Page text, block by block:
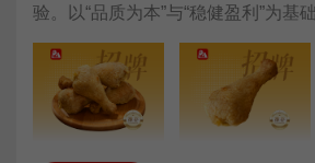
验。以“品质为本”与“稳健盈利”为基础